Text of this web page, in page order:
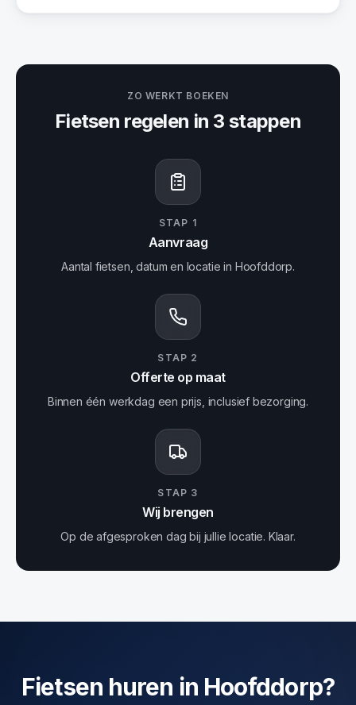
ZO WERKT BOEKEN
Fietsen regelen in 3 stappen
STAP 1
Aanvraag
Aantal fietsen, datum en locatie in Hoofddorp.
STAP 2
Offerte op maat
Binnen één werkdag een prijs, inclusief bezorging.
STAP 3
Wij brengen
Op de afgesproken dag bij jullie locatie. Klaar.
Fietsen huren in Hoofddorp?